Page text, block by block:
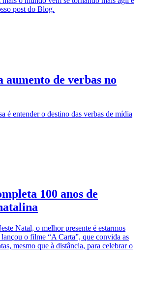
post do Blog.
aumento de verbas no
é entender o destino das verbas de mídia
100 anos de
Natal, o melhor presente é estarmos
o filme “A Carta”, que convida as
mesmo que à distância, para celebrar o